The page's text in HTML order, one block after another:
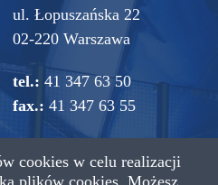
ul. Łopuszańska 22
02-220 Warszawa
tel.: 41 347 63 50
fax.: 41 347 63 55
cookies w celu realizacji
plików cookies. Możesz